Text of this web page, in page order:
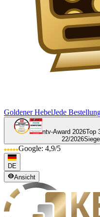
Goldener HebelJede
ntv-Award 2026Top
22/2026
Google: 4,9/5
DE
Ansicht